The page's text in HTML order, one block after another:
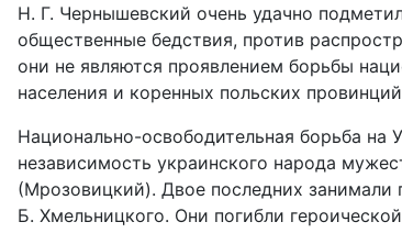
Н. Г. Чернышевский очень удачно
общественные бедствия, против
они не являются проявлением борьбы
населения и коренных польских
Национально-освободительная борьба
независимость украинского народа
(Мрозовицкий). Двое последних занимали
Б. Хмельницкого. Они погибли